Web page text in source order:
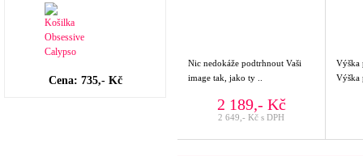
Cena: 735,- Kč
Nic nedokáže podtrhnout Vaši
image tak, jako ty ..
2 189,- Kč
2 649,- Kč s DPH
Výška